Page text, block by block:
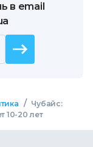
в email
/ Чубайс:
10-20 лет